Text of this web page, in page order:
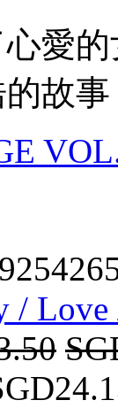
愛
故事
/ Love